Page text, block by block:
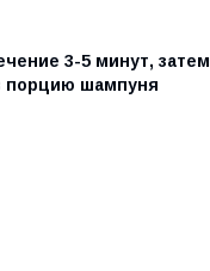
3-5 минут, затем
порцию шампуня